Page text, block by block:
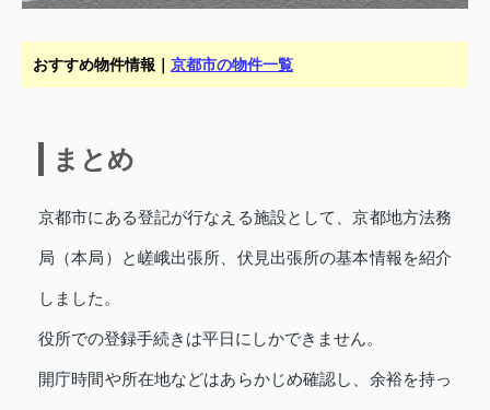
おすすめ物件情報｜ 京都市の物件一覧
まとめ
京都市にある登記が行なえる施設として、京都地方法務
局（本局）と嵯峨出張所、伏見出張所の基本情報を紹介
しました。
役所での登録手続きは平日にしかできません。
開庁時間や所在地などはあらかじめ確認し、余裕を持っ